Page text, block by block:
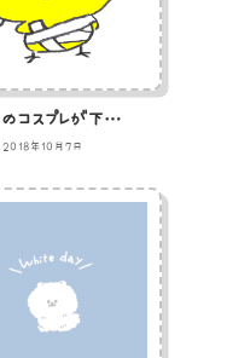
ミイラ男のコスプレが下手なひよこのイラスト
2018年10月7日